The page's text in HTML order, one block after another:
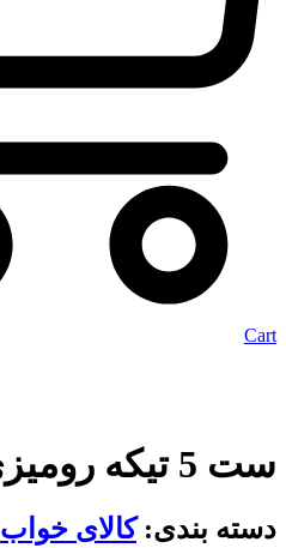
Cart
ست 5 تیکه رومیزی
دسته بندی:کالای خواب